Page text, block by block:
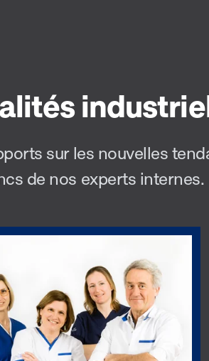
l’aise dans des
de travail
la
de votre
sur les nouvelles
de nos experts internes.